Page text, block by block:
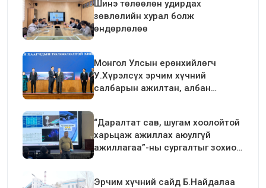
Шинэ төлөөлөн удирдах
зөвлөлийн хурал болж
өндөрлөлөө
Монгол Улсын ерөнхийлөгч
У.Хүрэлсүх эрчим хүчний
салбарын ажилтан, албан
“Даралтат сав, шугам хоолойтой
харьцаж ажиллах аюулгүй
ажиллагаа”-ны сургалтыг зохион
Эрчим хүчний сайд Б.Найдалаа